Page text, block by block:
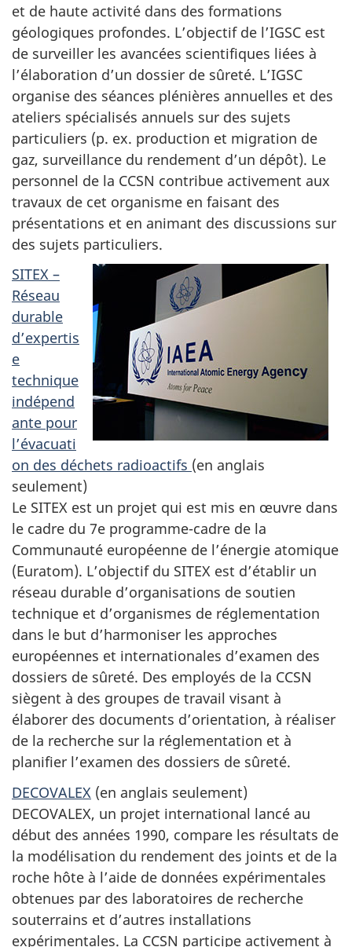
et de haute activité dans des formations
géologiques profondes. L’objectif de l’IGSC est
de surveiller les avancées scientifiques liées à
l’élaboration d’un dossier de sûreté. L’IGSC
organise des séances plénières annuelles et des
ateliers spécialisés annuels sur des sujets
particuliers (p. ex. production et migration de
gaz, surveillance du rendement d’un dépôt). Le
personnel de la CCSN contribue activement aux
travaux de cet organisme en faisant des
présentations et en animant des discussions sur
des sujets particuliers.
SITEX –
Réseau
durable
d’expertis
e
technique
indépend
ante pour
l’évacuati
on des déchets radioactifs (en anglais
seulement)
Le SITEX est un projet qui est mis en œuvre dans
le cadre du 7e programme-cadre de la
Communauté européenne de l’énergie atomique
(Euratom). L’objectif du SITEX est d’établir un
réseau durable d’organisations de soutien
technique et d’organismes de réglementation
dans le but d’harmoniser les approches
européennes et internationales d’examen des
dossiers de sûreté. Des employés de la CCSN
siègent à des groupes de travail visant à
élaborer des documents d’orientation, à réaliser
de la recherche sur la réglementation et à
planifier l’examen des dossiers de sûreté.
DECOVALEX (en anglais seulement)
DECOVALEX, un projet international lancé au
début des années 1990, compare les résultats de
la modélisation du rendement des joints et de la
roche hôte à l’aide de données expérimentales
obtenues par des laboratoires de recherche
souterrains et d’autres installations
expérimentales. La CCSN participe activement à